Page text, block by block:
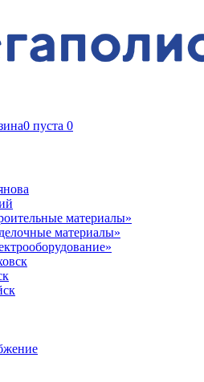
0 пуста 0
материалы»
материалы»